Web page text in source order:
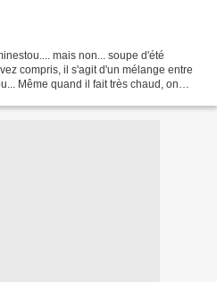
mais non... soupe d'été
compris, il s'agit d'un mélange entre
Même quand il fait très chaud, on